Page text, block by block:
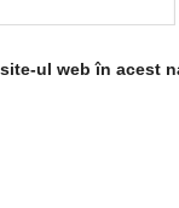
ul web în acest